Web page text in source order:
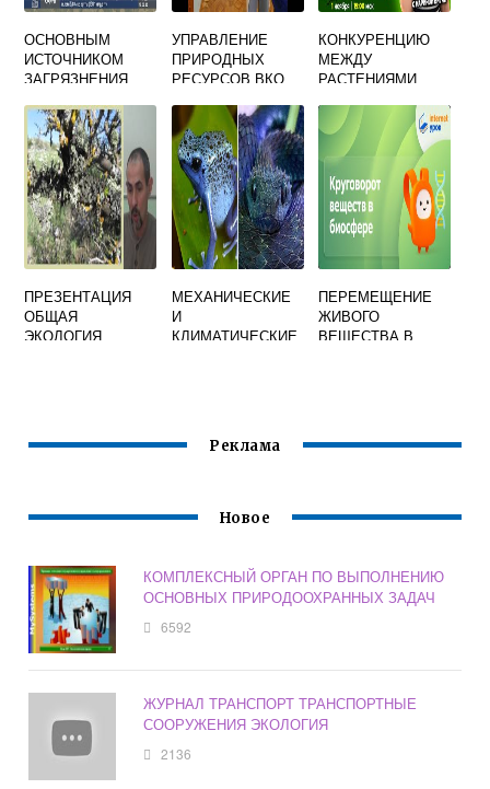
ОСНОВНЫМ
ИСТОЧНИКОМ
ЗАГРЯЗНЕНИЯ
УГАРНЫМ ГАЗОМ
ЯВЛЯЕТСЯ А
ПОЖАРЫ Б АЭС В
ТЭС
УПРАВЛЕНИЕ
ПРИРОДНЫХ
РЕСУРСОВ ВКО
КОНКУРЕНЦИЮ
МЕЖДУ
РАСТЕНИЯМИ
БИОЦЕНОЗА
ОТНОСЯТ К
ФАКТОРУ
ПРЕЗЕНТАЦИЯ
ОБЩАЯ
ЭКОЛОГИЯ
МЕХАНИЧЕСКИЕ
И
КЛИМАТИЧЕСКИЕ
ПЕРЕМЕЩЕНИЕ
ЖИВОГО
ВЕЩЕСТВА В
Реклама
Новое
КОМПЛЕКСНЫЙ ОРГАН ПО ВЫПОЛНЕНИЮ
ОСНОВНЫХ ПРИРОДООХРАННЫХ ЗАДАЧ
6592
ЖУРНАЛ ТРАНСПОРТ ТРАНСПОРТНЫЕ
СООРУЖЕНИЯ ЭКОЛОГИЯ
2136